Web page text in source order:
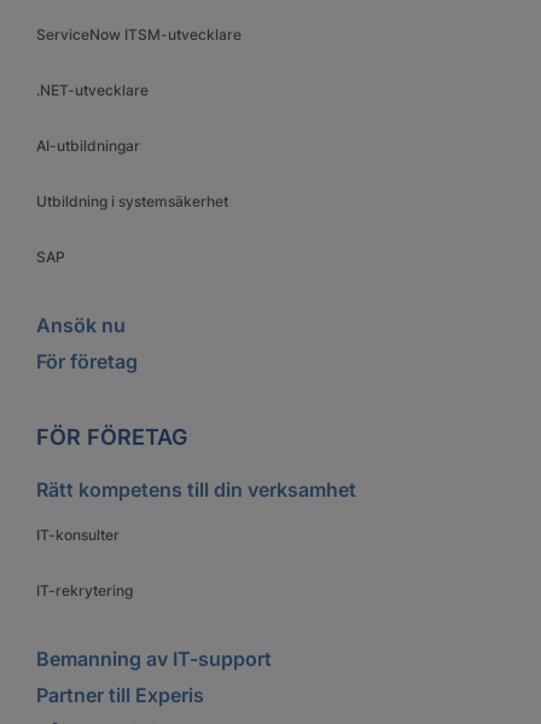
ServiceNow ITSM-utvecklare
.NET-utvecklare
AI-utbildningar
Utbildning i systemsäkerhet
SAP
Ansök nu
För företag
FÖR FÖRETAG
Rätt kompetens till din verksamhet
IT-konsulter
IT-rekrytering
Bemanning av IT-support
Partner till Experis